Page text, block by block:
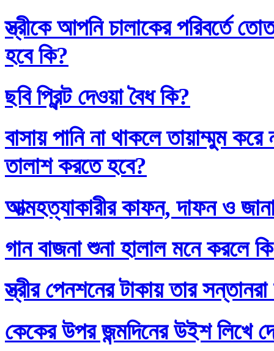
স্ত্রীকে আপনি চালাকের পরিবর্তে
হবে কি?
ছবি প্রিন্ট দেওয়া বৈধ কি?
বাসায় পানি না থাকলে তায়াম্মুম
তালাশ করতে হবে?
আত্মহত্যাকারীর কাফন, দাফন ও
গান বাজনা শুনা হালাল মনে করলে
স্ত্রীর পেনশনের টাকায় তার
কেকের উপর জন্মদিনের উইশ লিখে